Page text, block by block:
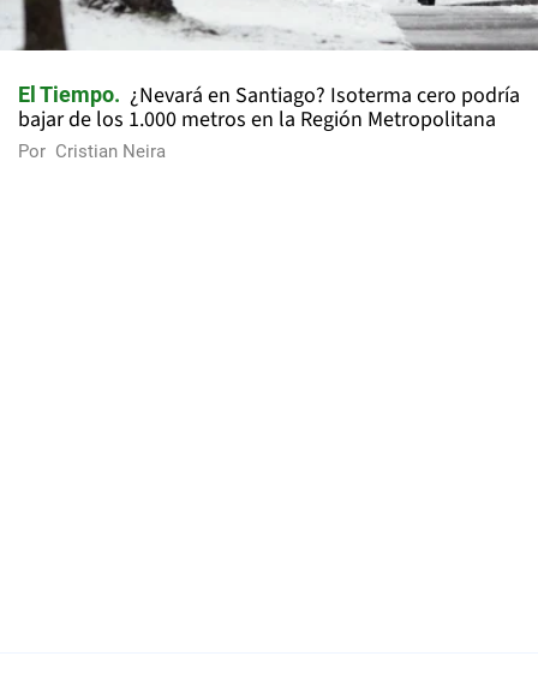
El Tiempo
¿Nevará en Santiago? Isoterma cero podría
bajar de los 1.000 metros en la Región Metropolitana
Por Cristian Neira